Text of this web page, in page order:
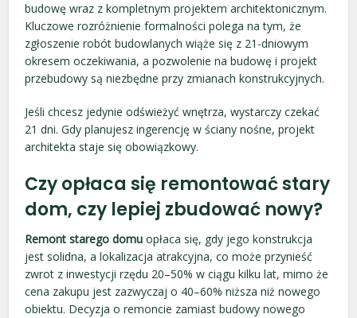
budowę wraz z kompletnym projektem architektonicznym.
Kluczowe rozróżnienie formalności polega na tym, że
zgłoszenie robót budowlanych wiąże się z 21-dniowym
okresem oczekiwania, a pozwolenie na budowę i projekt
przebudowy są niezbędne przy zmianach konstrukcyjnych.
Jeśli chcesz jedynie odświeżyć wnętrza, wystarczy czekać
21 dni. Gdy planujesz ingerencję w ściany nośne, projekt
architekta staje się obowiązkowy.
Czy opłaca się remontować stary
dom, czy lepiej zbudować nowy?
Remont starego domu opłaca się, gdy jego konstrukcja
jest solidna, a lokalizacja atrakcyjna, co może przynieść
zwrot z inwestycji rzędu 20–50% w ciągu kilku lat, mimo że
cena zakupu jest zazwyczaj o 40–60% niższa niż nowego
obiektu. Decyzja o remoncie zamiast budowy nowego